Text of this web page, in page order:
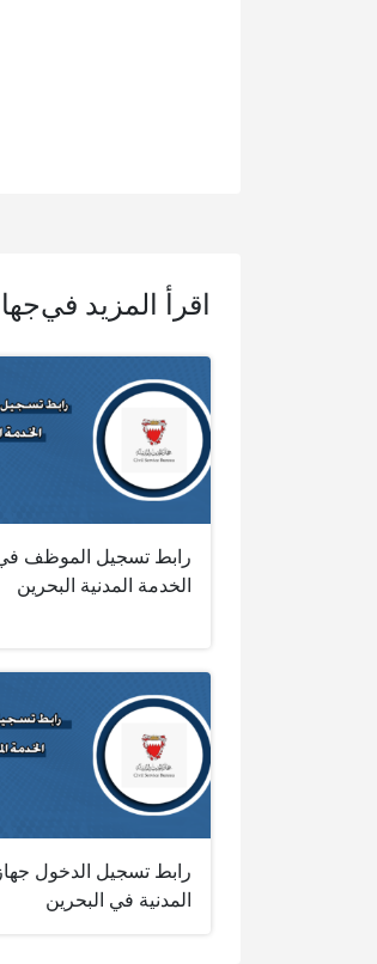
اقرأ المزيد في
رابط تسجيل الموظف
الخدمة المدنية البحرين
رابط تسجيل الدخول
المدنية‎ في البحرين